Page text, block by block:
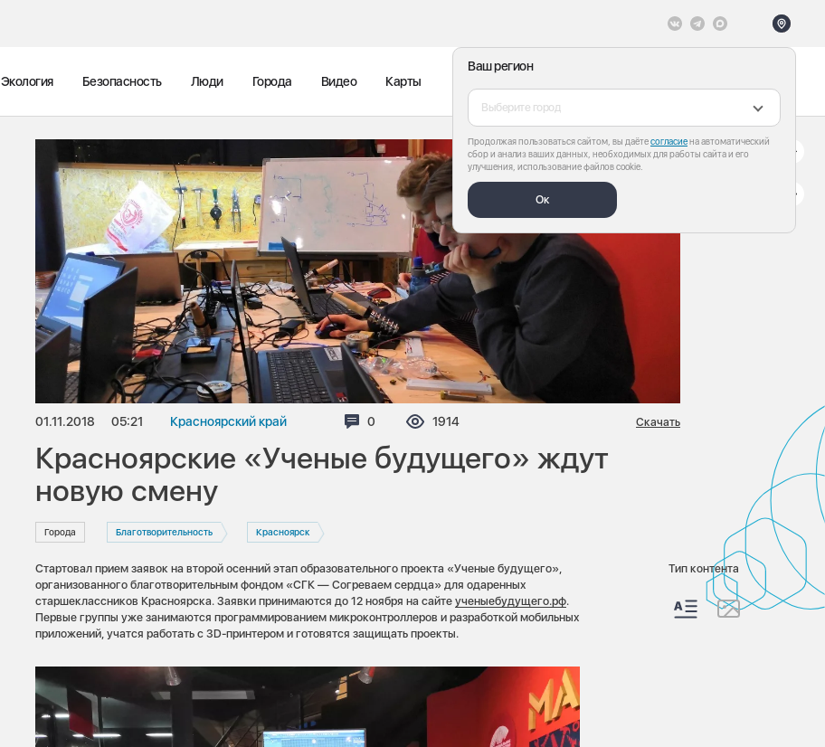
Ваш регион
Выберите город
Продолжая пользоваться сайтом, вы даётесогласиена автоматический
сбор и анализ ваших данных, необходимых для работы сайта и его
улучшения, использование файлов cookie.
Ок
Экология Безопасность Люди Города Видео Карты
01.11.2018 05:21 Красноярский край Комментариев:
0 Просмотров:
1914 Скачать
Красноярские «Ученые будущего» ждут
новую смену
Города Благотворительность Красноярск
Стартовал прием заявок на второй осенний этап образовательного проекта «Ученые будущего»,
организованного благотворительным фондом «СГК — Согреваем сердца» для одаренных
старшеклассников Красноярска. Заявки принимаются до 12 ноября на сайтеученыебудущего.рф.
Первые группы уже занимаются программированием микроконтроллеров и разработкой мобильных
приложений, учатся работать с 3D-принтером и готовятся защищать проекты.
Тип контента